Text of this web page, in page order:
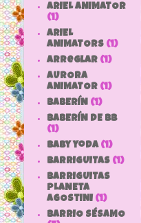
ARIEL ANIMATOR
(1)
ARIEL
ANIMATORS (1)
arreglar (1)
AURORA
ANIMATOR (1)
BABERÍN (1)
BABERÍN DE BB
(1)
baby yoda (1)
BARRIGUITAS (1)
BARRIGUITAS
PLANETA
AGOSTINI (1)
BARRIO SÉSAMO